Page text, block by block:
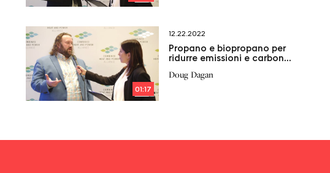
01:17
12.22.2022
Propano e biopropano per
ridurre emissioni e carbon
cogenerazione
Doug Dagan